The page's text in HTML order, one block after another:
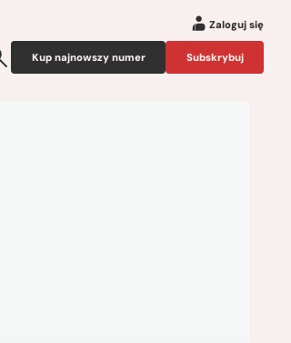
Zaloguj się
Kup najnowszy numer Subskrybuj